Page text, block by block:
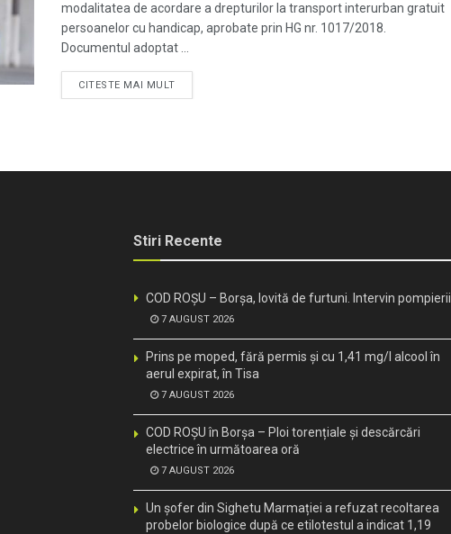
modalitatea de acordare a drepturilor la transport interurban gratuit
persoanelor cu handicap, aprobate prin HG nr. 1017/2018.
Documentul adoptat ...
CITESTE MAI MULT
Stiri Recente
COD ROȘU – Borșa, lovită de furtuni. Intervin pompierii
7 AUGUST 2026
Prins pe moped, fără permis și cu 1,41 mg/l alcool în
aerul expirat, în Tisa
7 AUGUST 2026
COD ROȘU în Borșa – Ploi torențiale și descărcări
electrice în următoarea oră
7 AUGUST 2026
Un șofer din Sighetu Marmației a refuzat recoltarea
probelor biologice după ce etilotestul a indicat 1,19